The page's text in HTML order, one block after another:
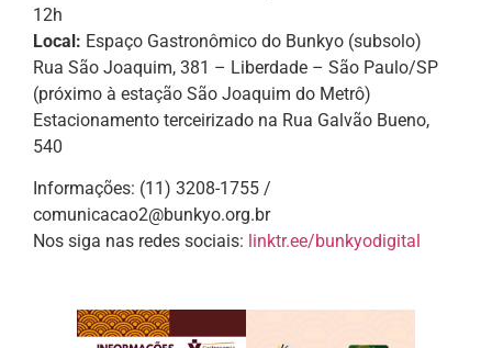
12h
Local: Espaço Gastronômico do Bunkyo (subsolo)
Rua São Joaquim, 381 – Liberdade – São Paulo/SP
(próximo à estação São Joaquim do Metrô)
Estacionamento terceirizado na Rua Galvão Bueno,
540
Informações: (11) 3208-1755 /
comunicacao2@bunkyo.org.br
Nos siga nas redes sociais: linktr.ee/bunkyodigital